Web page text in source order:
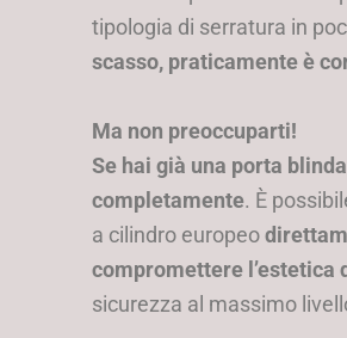
tipologia di serratura in
scasso, praticamente è
Ma non preoccuparti!
Se hai già una porta
completamente. È
a cilindro europeo
compromettere l’estetica
sicurezza al massimo